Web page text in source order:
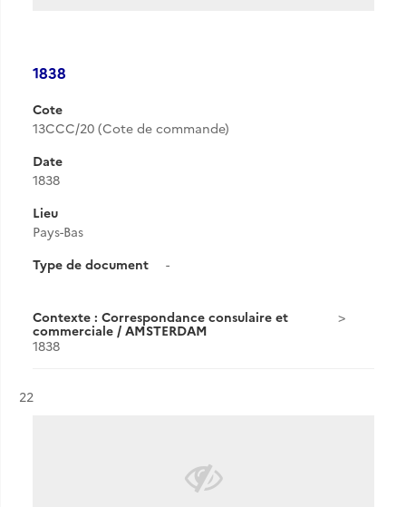
1838
Cote
13CCC/20 (Cote de commande)
Date
1838
Lieu
Pays-Bas
Type de document
-
Contexte : Correspondance consulaire et
commerciale / AMSTERDAM
1838
Résultat n°
22